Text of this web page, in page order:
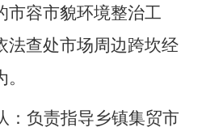
市容市貌环境整治工
法查处市场周边跨坎经
： 负责指导乡镇集贸市